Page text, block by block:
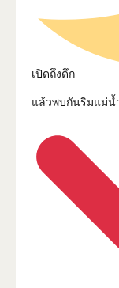
เปิดถึงดึก
แล้วพบกันริมแม่น้ำ